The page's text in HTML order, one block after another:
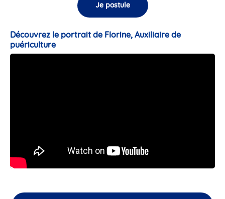
Je postule
Découvrez le portrait de Florine, Auxiliaire de
puériculture